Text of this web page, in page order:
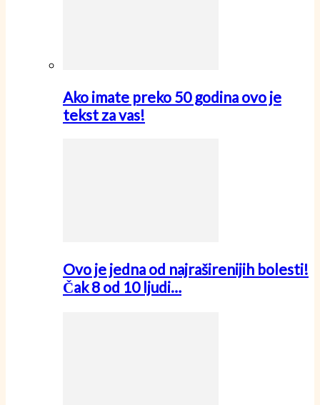
Ako imate preko 50 godina ovo je
tekst za vas!
Ovo je jedna od najraširenijih bolesti!
Čak 8 od 10 ljudi…